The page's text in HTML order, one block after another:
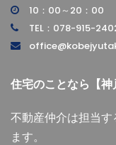
10：00～20：00
TEL：078-915-
住宅のことなら【神
不動産仲介は担当
ます。